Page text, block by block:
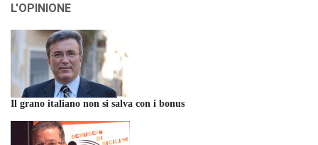
L'OPINIONE
Il grano italiano non si salva con i bonus